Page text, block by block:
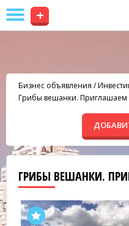
+
Бизнес объявления /
Грибы вешанки. Приглашаем
ГРИБЫ ВЕШАНКИ.